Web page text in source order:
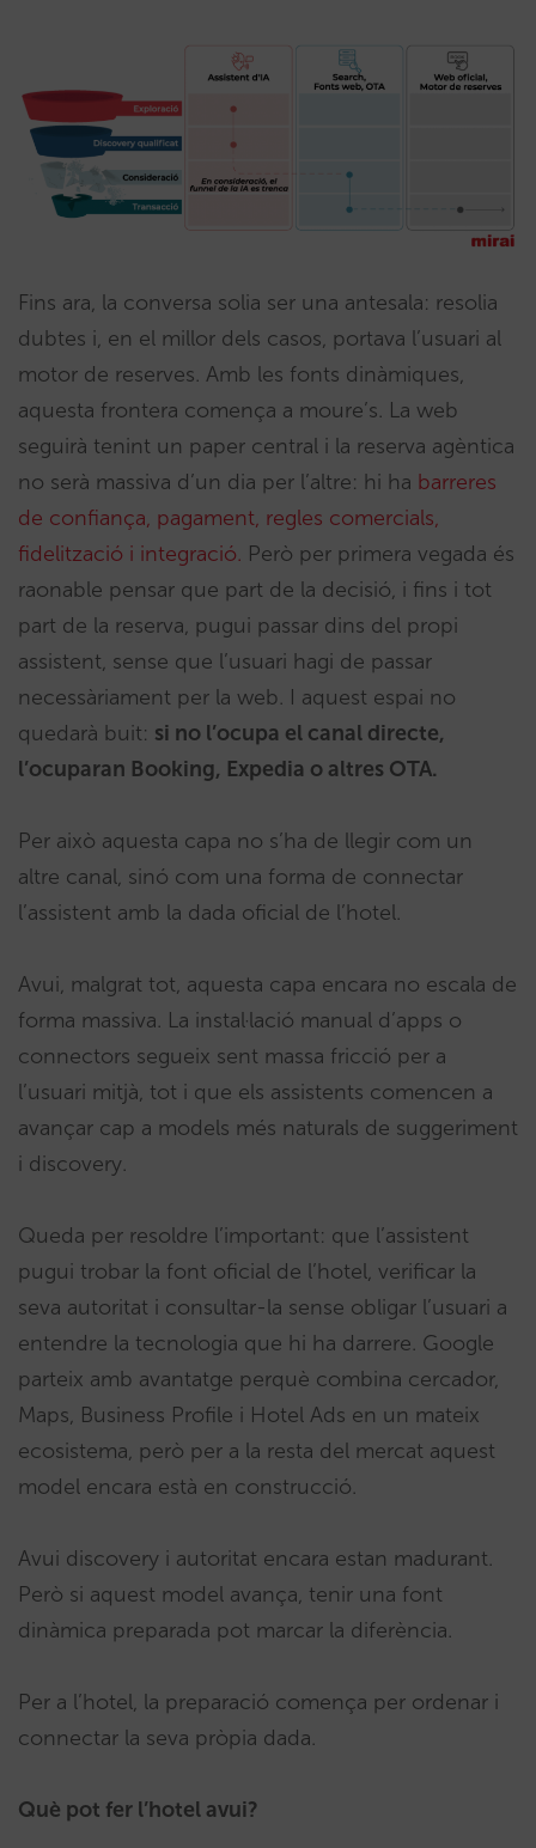
Fins ara, la conversa solia ser una antesala: resolia
dubtes i, en el millor dels casos, portava l’usuari al
motor de reserves. Amb les fonts dinàmiques,
aquesta frontera comença a moure’s. La web
seguirà tenint un paper central i la reserva agèntica
no serà massiva d’un dia per l’altre: hi ha barreres
de confiança, pagament, regles comercials,
fidelització i integració. Però per primera vegada és
raonable pensar que part de la decisió, i fins i tot
part de la reserva, pugui passar dins del propi
assistent, sense que l’usuari hagi de passar
necessàriament per la web. I aquest espai no
quedarà buit: si no l’ocupa el canal directe,
l’ocuparan Booking, Expedia o altres OTA.
Per això aquesta capa no s’ha de llegir com un
altre canal, sinó com una forma de connectar
l’assistent amb la dada oficial de l’hotel.
Avui, malgrat tot, aquesta capa encara no escala de
forma massiva. La instal·lació manual d’apps o
connectors segueix sent massa fricció per a
l’usuari mitjà, tot i que els assistents comencen a
avançar cap a models més naturals de suggeriment
i discovery.
Queda per resoldre l’important: que l’assistent
pugui trobar la font oficial de l’hotel, verificar la
seva autoritat i consultar-la sense obligar l’usuari a
entendre la tecnologia que hi ha darrere. Google
parteix amb avantatge perquè combina cercador,
Maps, Business Profile i Hotel Ads en un mateix
ecosistema, però per a la resta del mercat aquest
model encara està en construcció.
Avui discovery i autoritat encara estan madurant.
Però si aquest model avança, tenir una font
dinàmica preparada pot marcar la diferència.
Per a l’hotel, la preparació comença per ordenar i
connectar la seva pròpia dada.
Què pot fer l’hotel avui?